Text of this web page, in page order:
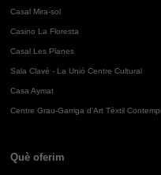
Casal Mira-sol
Casino La Floresta
Casal Les Planes
Sala Clavé - La Unió Centre Cultural
Casa Aymat
Centre Grau-Garriga d'Art Tèxtil
Què oferim